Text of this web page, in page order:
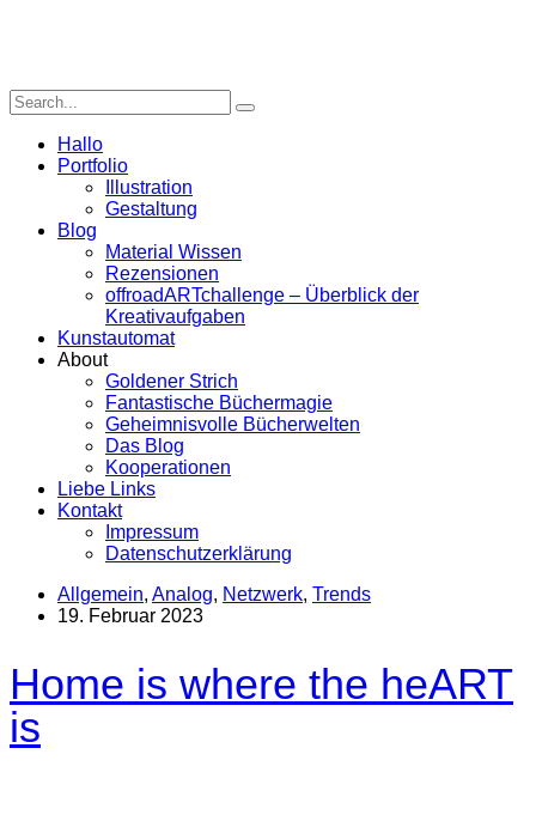
Hallo
Portfolio
Illustration
Gestaltung
Blog
Material Wissen
Rezensionen
offroadARTchallenge – Überblick der
Kreativaufgaben
Kunstautomat
About
Goldener Strich
Fantastische Büchermagie
Geheimnisvolle Bücherwelten
Das Blog
Kooperationen
Liebe Links
Kontakt
Impressum
Datenschutzerklärung
Allgemein, Analog, Netzwerk, Trends
19. Februar 2023
Home is where the heART
is